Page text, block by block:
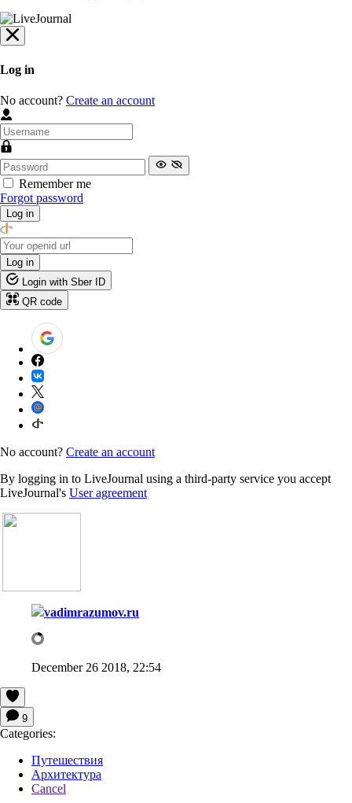
Log in
No account? Create an account
Remember me
Forgot password
Log in
Log in
Login with Sber ID
QR code
No account? Create an account
By logging in to LiveJournal using a third-party service you accept
LiveJournal's User agreement
vadimrazumov.ru
December 26 2018, 22:54
9
Categories:
Путешествия
Архитектура
Cancel